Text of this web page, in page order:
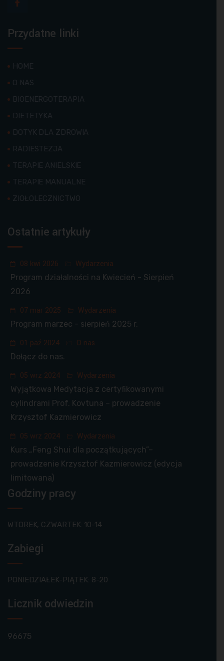
Przydatne linki
HOME
O NAS
BIOENERGOTERAPIA
DIETETYKA
DOTYK DLA ZDROWIA
RADIESTEZJA
TERAPIE ANIELSKIE
TERAPIE MANUALNE
ZIOŁOLECZNICTWO
Ostatnie artykuły
08 kwi 2026 Wydarzenia
Program działalności na Kwiecień - Sierpień
2026
07 mar 2025 Wydarzenia
Program marzec - sierpień 2025 r.
01 paź 2024 O nas
Dołącz do nas.
05 wrz 2024 Wydarzenia
Wyjątkowa Medytacja z certyfikowanymi
cylindrami Prof. Kovtuna – prowadzenie
Krzysztof Kazmierowicz
05 wrz 2024 Wydarzenia
Kurs „Feng Shui dla początkujących”–
prowadzenie Krzysztof Kazmierowicz (edycja
limitowana)
Godziny pracy
WTOREK, CZWARTEK: 10-14
Zabiegi
PONIEDZIAŁEK-PIĄTEK: 8-20
Licznik odwiedzin
96675